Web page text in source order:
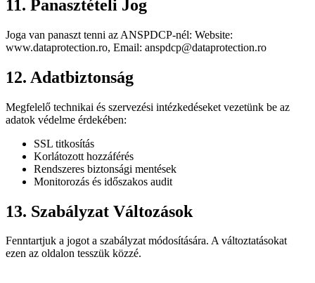
11. Panasztételi Jog
Joga van panaszt tenni az ANSPDCP-nél: Website:
www.dataprotection.ro, Email: anspdcp@dataprotection.ro
12. Adatbiztonság
Megfelelő technikai és szervezési intézkedéseket vezetünk be az
adatok védelme érdekében:
SSL titkosítás
Korlátozott hozzáférés
Rendszeres biztonsági mentések
Monitorozás és időszakos audit
13. Szabályzat Változások
Fenntartjuk a jogot a szabályzat módosítására. A változtatásokat
ezen az oldalon tesszük közzé.